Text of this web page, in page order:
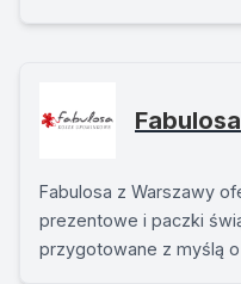
Fabulosa
Fabulosa z Warszawy
prezentowe i paczki
przygotowane z myślą